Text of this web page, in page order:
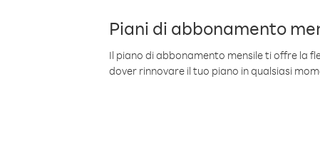
Piani di abbonamento
Il piano di abbonamento mensile ti offre la
dover rinnovare il tuo piano in qualsiasi